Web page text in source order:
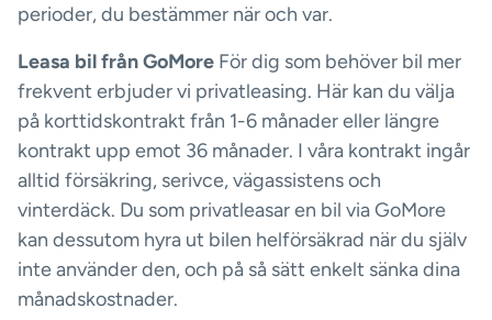
perioder, du bestämmer när och var.
Leasa bil från GoMore För dig som behöver bil mer
frekvent erbjuder vi privatleasing. Här kan du välja
på korttidskontrakt från 1-6 månader eller längre
kontrakt upp emot 36 månader. I våra kontrakt ingår
alltid försäkring, serivce, vägassistens och
vinterdäck. Du som privatleasar en bil via GoMore
kan dessutom hyra ut bilen helförsäkrad när du själv
inte använder den, och på så sätt enkelt sänka dina
månadskostnader.